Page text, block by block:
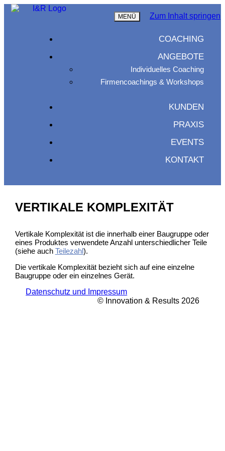
MENÜ Zum Inhalt springen
COACHING
ANGEBOTE
Individuelles Coaching
Firmencoachings & Workshops
KUNDEN
PRAXIS
EVENTS
KONTAKT
VERTIKALE KOMPLEXITÄT
Vertikale Komplexität ist die innerhalb einer Baugruppe oder
eines Produktes verwendete Anzahl unterschiedlicher Teile
(siehe auch Teilezahl).
Die vertikale Komplexität bezieht sich auf eine einzelne
Baugruppe oder ein einzelnes Gerät.
Datenschutz und Impressum
© Innovation & Results 2026